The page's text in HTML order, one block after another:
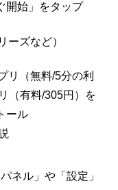
開始」をタップ
ーズなど）
リ（無料/5分の利
（有料/305円）を
ール
ネル」や「設定」